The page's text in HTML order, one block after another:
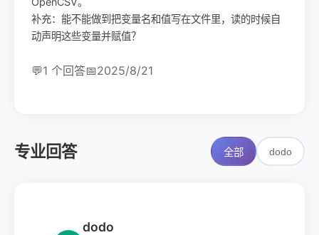
补充：能不能做到把变量名和值写在文件里，读的时候自
动声明这些变量并赋值？
💬1 个回答📅2025/8/21
专业回答 全部 dodo
dodo